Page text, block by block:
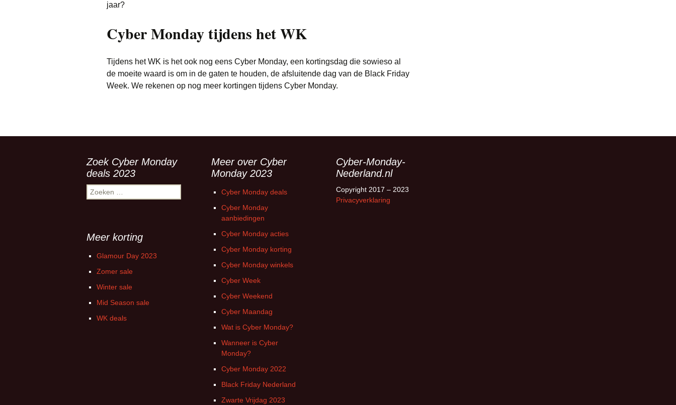
jaar?
Cyber Monday tijdens het WK
Tijdens het WK is het ook nog eens Cyber Monday, een kortingsdag die sowieso al
de moeite waard is om in de gaten te houden, de afsluitende dag van de Black Friday
Week. We rekenen op nog meer kortingen tijdens Cyber Monday.
Zoek Cyber Monday
deals 2023
Zoeken
naar:
Meer over Cyber
Monday 2023
Cyber Monday deals
Cyber Monday
aanbiedingen
Cyber Monday acties
Cyber Monday korting
Cyber Monday winkels
Cyber Week
Cyber Weekend
Cyber Maandag
Wat is Cyber Monday?
Wanneer is Cyber
Monday?
Cyber Monday 2022
Black Friday Nederland
Zwarte Vrijdag 2023
Cyber-Monday-
Nederland.nl
Copyright 2017 – 2023
Privacyverklaring
Meer korting
Glamour Day 2023
Zomer sale
Winter sale
Mid Season sale
WK deals